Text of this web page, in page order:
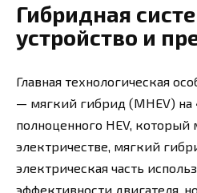
Гибридная
устройство и
Главная технологическая
— мягкий гибрид (MHEV) на
полноценного HEV, который
электричестве, мягкий
электрическая часть
эффективности двигателя,